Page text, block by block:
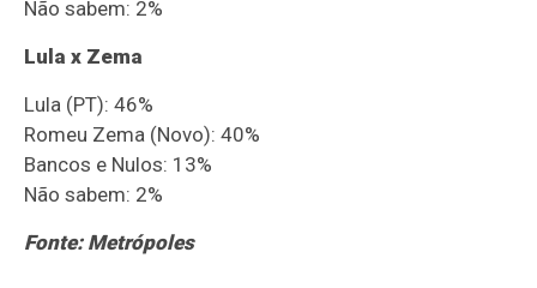
Não sabem: 2%
Lula x Zema
Lula (PT): 46%
Romeu Zema (Novo): 40%
Bancos e Nulos: 13%
Não sabem: 2%
Fonte: Metrópoles